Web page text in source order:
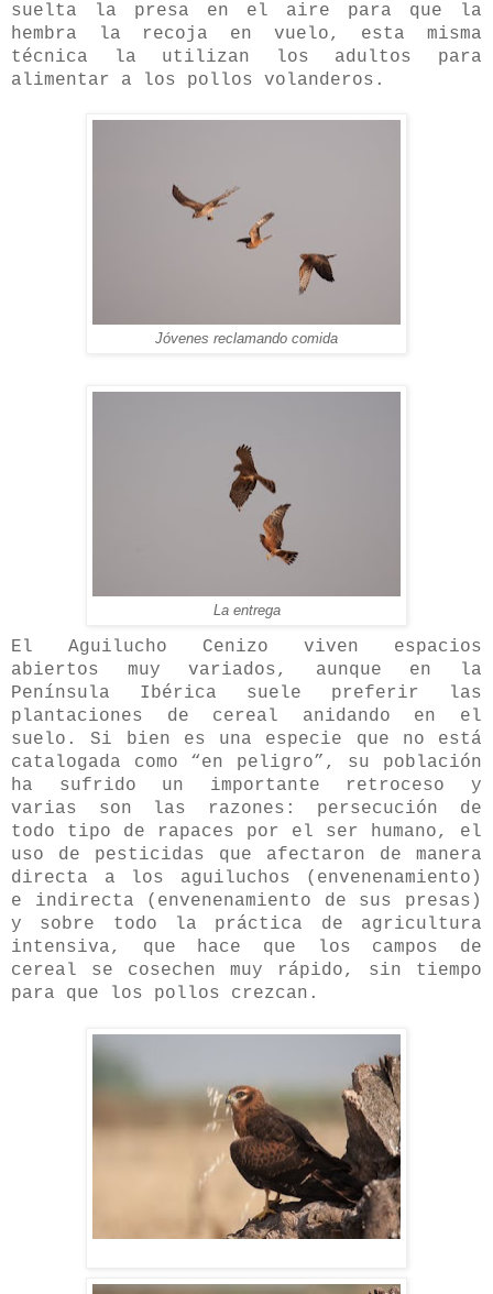
suelta la presa en el aire para que la
hembra la recoja en vuelo, esta misma
técnica la utilizan los adultos para
alimentar a los pollos volanderos.
Jóvenes reclamando comida
La entrega
El Aguilucho Cenizo viven espacios
abiertos muy variados, aunque en la
Península Ibérica suele preferir las
plantaciones de cereal anidando en el
suelo. Si bien es una especie que no está
catalogada como “en peligro”, su población
ha sufrido un importante retroceso y
varias son las razones: persecución de
todo tipo de rapaces por el ser humano, el
uso de pesticidas que afectaron de manera
directa a los aguiluchos (envenenamiento)
e indirecta (envenenamiento de sus presas)
y sobre todo la práctica de agricultura
intensiva, que hace que los campos de
cereal se cosechen muy rápido, sin tiempo
para que los pollos crezcan.